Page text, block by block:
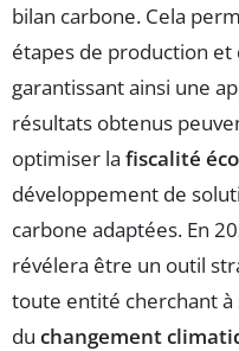
bilan carbone. Cela
étapes de production et
garantissant ainsi une
résultats obtenus
optimiser la fiscalité
développement de
carbone adaptées. En
révélera être un outil
toute entité cherchant à
du changement